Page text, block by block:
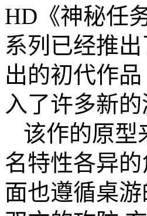
HD《神秘任
系列已经推
出的初代作
入了许多新的
该作的原型
名特性各异
面也遵循桌